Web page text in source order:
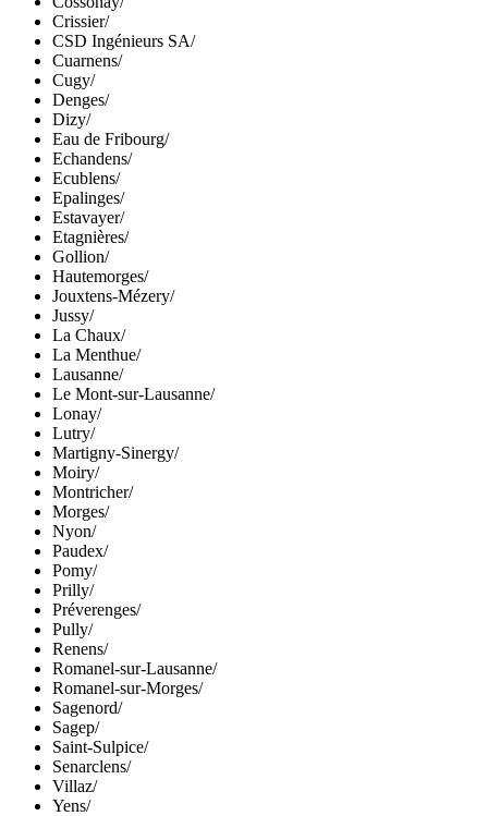
Crissier/
CSD Ingénieurs SA/
Cuarnens/
Cugy/
Denges/
Dizy/
Eau de Fribourg/
Echandens/
Ecublens/
Epalinges/
Estavayer/
Etagnières/
Gollion/
Hautemorges/
Jouxtens-Mézery/
Jussy/
La Chaux/
La Menthue/
Lausanne/
Le Mont-sur-Lausanne/
Lonay/
Lutry/
Martigny-Sinergy/
Moiry/
Montricher/
Morges/
Nyon/
Paudex/
Pomy/
Prilly/
Préverenges/
Pully/
Renens/
Romanel-sur-Lausanne/
Romanel-sur-Morges/
Sagenord/
Sagep/
Saint-Sulpice/
Senarclens/
Villaz/
Yens/